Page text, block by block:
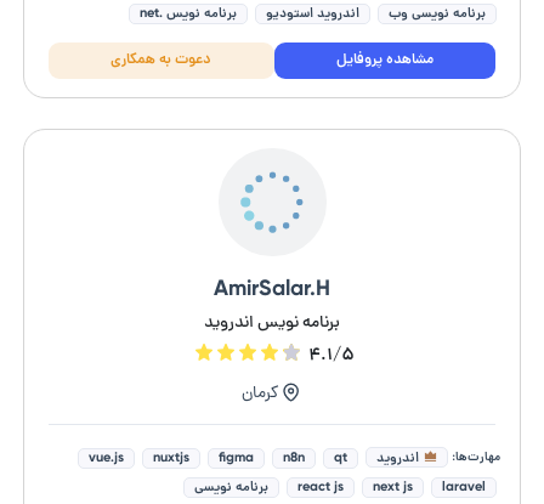
برنامه نویسی وب
اندروید استودیو
برنامه نویس .net
برنامه نویسی یونیتی
طراحی وب و اپلیکیشن
طراحی اپلیکیشن موبایل
مشاهده پروفایل دعوت به همکاری
AmirSalar.H
برنامه نویس اندروید
۴.۱/۵
کرمان
مهارت‌ها: اندروید qt
n8n
figma
nuxtjs
vue.js
laravel
next js
react js برنامه نویسی